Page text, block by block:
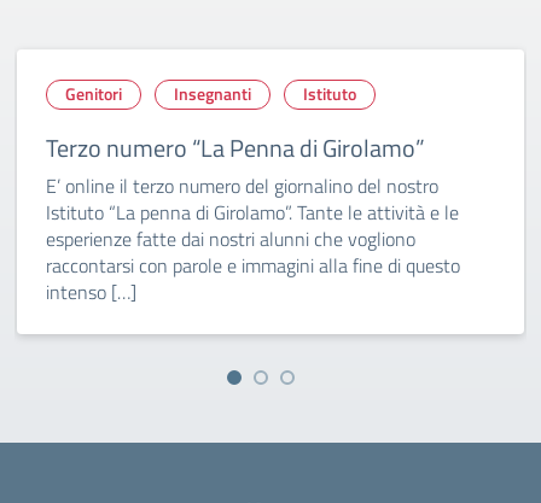
Genitori Insegnanti Istituto
Terzo numero “La Penna di Girolamo”
E’ online il terzo numero del giornalino del nostro
Istituto “La penna di Girolamo”. Tante le attività e le
esperienze fatte dai nostri alunni che vogliono
raccontarsi con parole e immagini alla fine di questo
intenso […]